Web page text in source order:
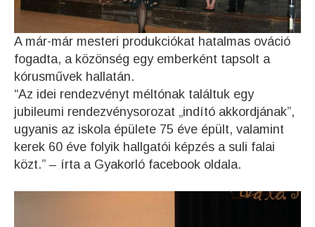
A már-már mesteri produkciókat hatalmas ováció
fogadta, a közönség egy emberként tapsolt a
kórusművek hallatán.
“Az idei rendezvényt méltónak találtuk egy
jubileumi rendezvénysorozat „indító akkordjának”,
ugyanis az iskola épülete 75 éve épült, valamint
kerek 60 éve folyik hallgatói képzés a suli falai
közt.” – írta a Gyakorló facebook oldala.